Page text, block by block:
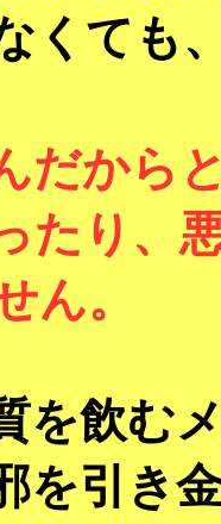
くても
だから
たり、
ん。
むメ
を引き